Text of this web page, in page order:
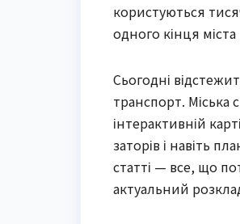
користуються
одного кінця
Сьогодні
транспорт. Міська
інтерактивній
заторів і навіть
статті — все, що
актуальний